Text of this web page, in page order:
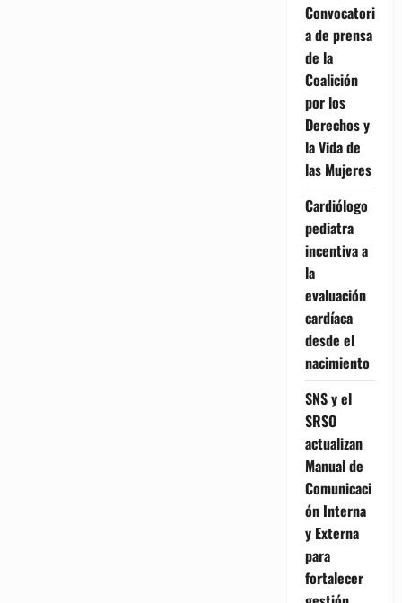
Convocatori
a de prensa
de la
Coalición
por los
Derechos y
la Vida de
las Mujeres
Cardiólogo
pediatra
incentiva a
la
evaluación
cardíaca
desde el
nacimiento
SNS y el
SRSO
actualizan
Manual de
Comunicaci
ón Interna
y Externa
para
fortalecer